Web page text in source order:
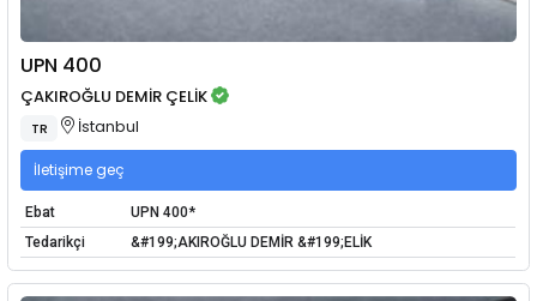
UPN 400
ÇAKIROĞLU DEMİR ÇELİK
TR İstanbul
İletişime geç
Ebat
UPN 400*
Tedarikçi
&#199;AKIROĞLU DEMİR &#199;ELİK